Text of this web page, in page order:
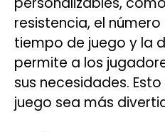
resistencia, el
tiempo de juego y la
permite a los
sus necesidades.
juego sea más